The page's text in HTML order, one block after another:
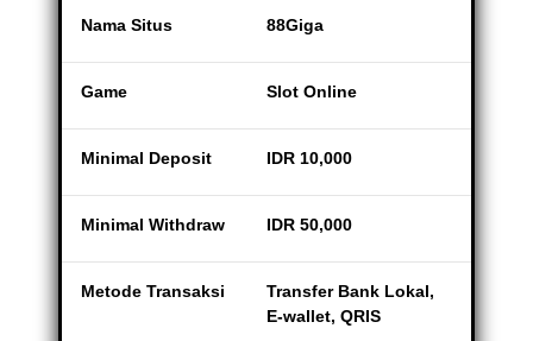
Nama Situs 88Giga
Game Slot Online
Minimal Deposit IDR 10,000
Minimal Withdraw IDR 50,000
Metode Transaksi
Transfer Bank Lokal,
E-wallet, QRIS